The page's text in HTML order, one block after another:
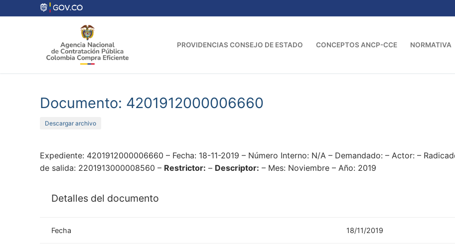
al
PROVIDENCIAS CONSEJO DE ESTADO CONCEPTOS ANCP-CCE NORMATIVA
Documento: 4201912000006660
Descargar archivo
Expediente: 4201912000006660 – Fecha: 18-11-2019 – Número Interno: N/A – Demandado: – Actor: –
de salida: 2201913000008560 – Restrictor: – Descriptor: – Mes: Noviembre – Año: 2019
Detalles del documento
Fecha 18/11/2019